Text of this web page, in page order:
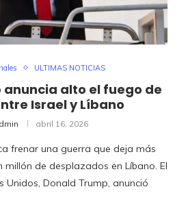
ULTIMAS NOTICIAS
anuncia alto el fuego de
Israel y Líbano
abril 16, 2026
frenar una guerra que deja más
millón de desplazados en Líbano. El
Unidos, Donald Trump, anunció